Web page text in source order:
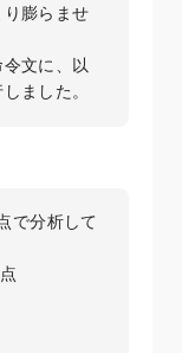
膨らませ
文に、以
ました。
で分析して